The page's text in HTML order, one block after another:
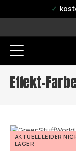
offizieller WPN
Effekt-
AKTUELL LEIDER
LAGER